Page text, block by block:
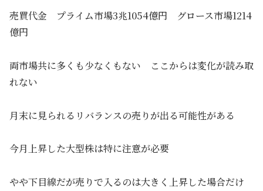
売買代金 プライム市場3兆1054億円 グロース市場1214
億円
両市場共に多くも少なくもない ここからは変化が読み取
れない
月末に見られるリバランスの売りが出る可能性がある
今月上昇した大型株は特に注意が必要
やや下目線だが売りで入るのは大きく上昇した場合だけ